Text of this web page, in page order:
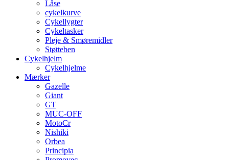
Låse
cykelkurve
Cykellygter
Cykeltasker
Pleje & Smøremidler
Støtteben
Cykelhjelm
Cykelhjelme
Mærker
Gazelle
Giant
GT
MUC-OFF
MotoCr
Nishiki
Orbea
Principia